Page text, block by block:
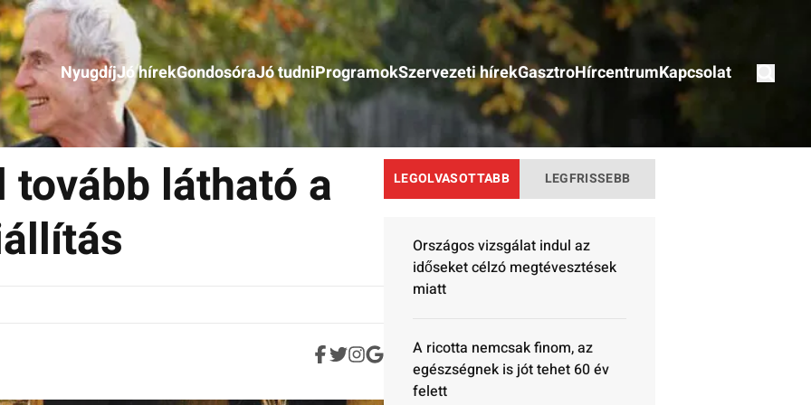
NyugdíjJó hírekGondosóraJó tudniProgramokSzervezeti hírekGasztroHírcentrumKapcsolat
látható a
LEGOLVASOTTABB LEGFRISSEBB
Országos vizsgálat indul az
időseket célzó megtévesztések
miatt
A ricotta nemcsak finom, az
egészségnek is jót tehet 60 év
felett